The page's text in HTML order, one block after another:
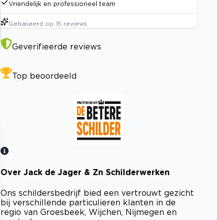
Vriendelijk en professioneel team
Gebaseerd op 15 reviews
Geverifieerde reviews
Top beoordeeld
Bekijk certificaat
Over Jack de Jager & Zn Schilderwerken
Ons schildersbedrijf bied een vertrouwt gezicht
bij verschillende particulieren klanten in de
regio van Groesbeek, Wijchen, Nijmegen en